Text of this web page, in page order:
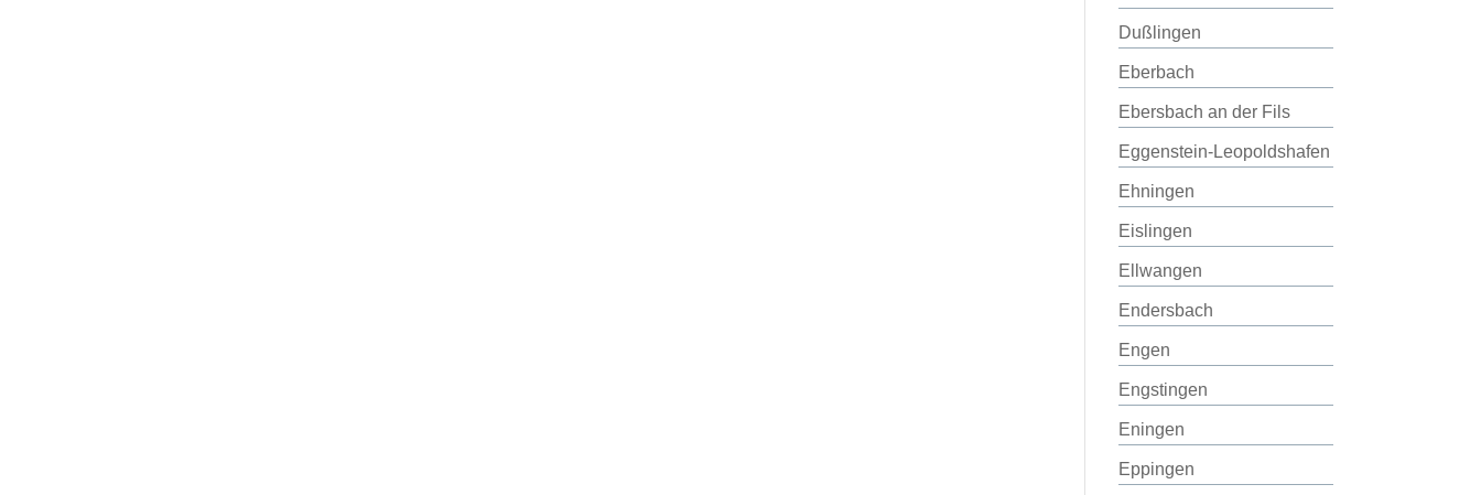
Dußlingen
Eberbach
Ebersbach an der Fils
Eggenstein-Leopoldshafen
Ehningen
Eislingen
Ellwangen
Endersbach
Engen
Engstingen
Eningen
Eppingen